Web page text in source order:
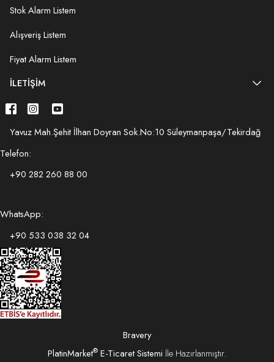
Stok Alarm Listem
Alışveriş Listem
Fiyat Alarm Listem
İLETIŞIM
Yavuz Mah.Şehit İlhan Doyran Sok.No:10 Süleymanpaşa/Tekirdağ
Telefon:
+90 282 260 88 00
WhatsApp:
+90 533 038 32 04
Bravery
PlatinMarket® E-Ticaret Sistemi İle Hazırlanmıştır.